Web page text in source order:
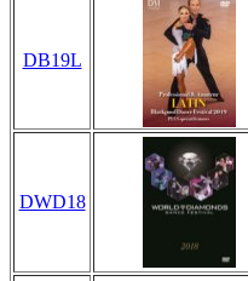
DB19L
DWD18